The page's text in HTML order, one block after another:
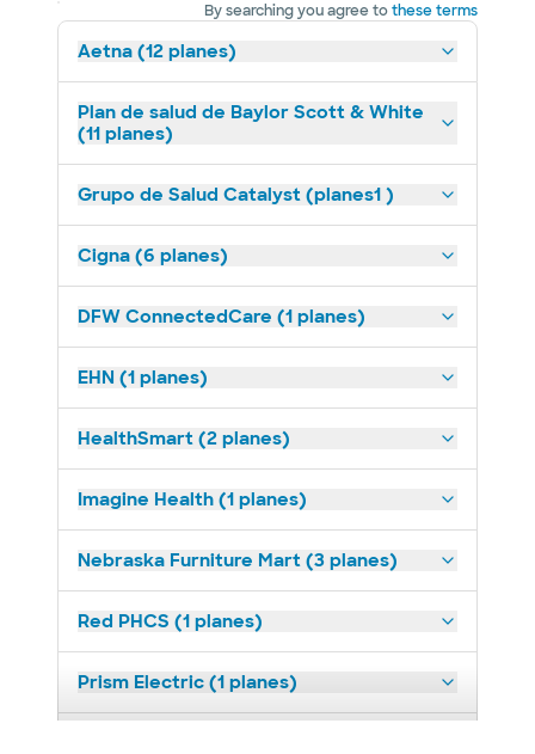
By searching you agree tothese terms
Aetna (12 planes)
Plan de salud de Baylor Scott & White
(11 planes)
Grupo de Salud Catalyst (planes1 )
Cigna (6 planes)
DFW ConnectedCare (1 planes)
EHN (1 planes)
HealthSmart (2 planes)
Imagine Health (1 planes)
Nebraska Furniture Mart (3 planes)
Red PHCS (1 planes)
Prism Electric (1 planes)